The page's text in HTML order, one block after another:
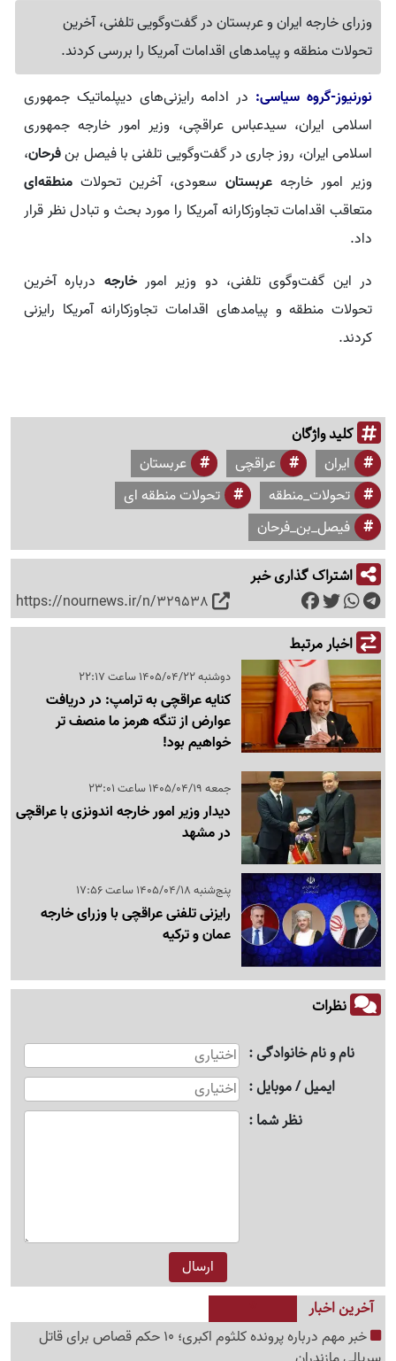
وزرای خارجه ایران و عربستان در گفت‌وگویی تلفنی، آخرین
تحولات منطقه و پیامدهای اقدامات آمریکا را بررسی کردند.
نورنیوز-گروه سیاسی: در ادامه رایزنی‌های دیپلماتیک جمهوری
اسلامی ایران، سیدعباس عراقچی، وزیر امور خارجه جمهوری
اسلامی ایران، روز جاری در گفت‌وگویی تلفنی با فیصل بنفرحان،
وزیر امور خارجهعربستان سعودی، آخرین تحولات منطقه‌ای
متعاقب اقدامات تجاوزکارانه آمریکا را مورد بحث و تبادل نظر قرار
داد.
در این گفت‌وگوی تلفنی، دو وزیر امورخارجه درباره آخرین
تحولات منطقه و پیامدهای اقدامات تجاوزکارانه آمریکا رایزنی
کردند.
کلید واژگان
ایران عراقچی
عربستان
تحولات_منطقه
تحولات منطقه ای
فیصل_بن_فرحان
اشتراک گذاری خبر
https://nournews.ir/n/329538
اخبار مرتبط
دوشنبه 1405/04/22 ساعت 22:17
کنایه عراقچی به ترامپ: در دریافت
عوارض از تنگه هرمز ما منصف تر
خواهیم بود!
جمعه 1405/04/19 ساعت 23:01
دیدار وزیر امور خارجه اندونزی با عراقچی
در مشهد
پنج‌شنبه 1405/04/18 ساعت 17:56
رایزنی تلفنی عراقچی با وزرای خارجه
عمان و ترکیه
نظرات
نام و نام خانوادگی
ایمیل / موبایل
نظر شما
آخرین اخبار
خبر مهم درباره پرونده کلثوم اکبری؛ 10 حکم قصاص برای قاتل